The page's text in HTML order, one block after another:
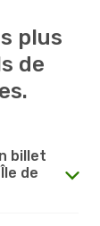
plus
de
billet
de